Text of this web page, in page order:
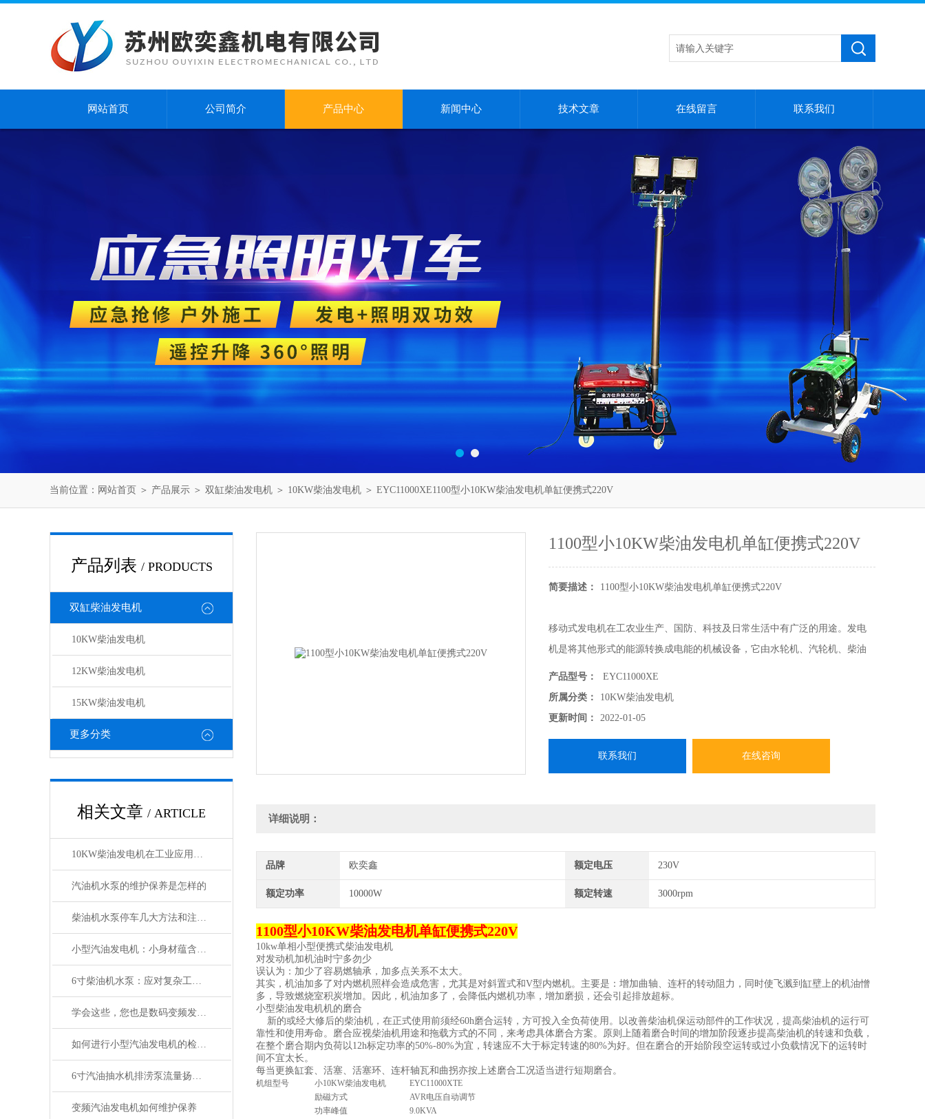
网站首页 公司简介 产品中心 新闻中心 技术文章 在线留言 联系我们
当前位置： 网站首页 ＞ 产品展示 ＞ 双缸柴油发电机 ＞ 10KW柴油发电机 ＞ EYC11000XE1100型小10KW柴油发电机单缸便携式220V
产品列表 / PRODUCTS
双缸柴油发电机
10KW柴油发电机
12KW柴油发电机
15KW柴油发电机
更多分类
相关文章 / ARTICLE
10KW柴油发电机在工业应用中的角色与影响
汽油机水泵的维护保养是怎样的
柴油机水泵停车几大方法和注意事项
小型汽油发电机：小身材蕴含大能量
6寸柴油机水泵：应对复杂工况的可靠选择
学会这些，您也是数码变频发电机“维修员”
如何进行小型汽油发电机的检修更正确
6寸汽油抽水机排涝泵流量扬程有多大
变频汽油发电机如何维护保养
1100型小10KW柴油发电机单缸便携式220V
简要描述： 1100型小10KW柴油发电机单缸便携式220V
移动式发电机在工农业生产、国防、科技及日常生活中有广泛的用途。发电
机是将其他形式的能源转换成电能的机械设备，它由水轮机、汽轮机、柴油
机或其他动力机械驱动，将水流，气流，燃料燃烧或原子核裂变产生的能量
转化为机械能传给发电机，再由发电机转换为电能。
产品型号：
EYC11000XE
所属分类：
10KW柴油发电机
更新时间：
2022-01-05
联系我们 在线咨询
详细说明：
品牌 欧奕鑫 额定电压 230V
额定功率 10000W 额定转速 3000rpm
1100型小10KW柴油发电机单缸便携式220V
10kw单相小型便携式柴油发电机
对发动机加机油时宁多勿少
误认为：加少了容易燃轴承，加多点关系不太大。
其实，机油加多了对内燃机照样会造成危害，尤其是对斜置式和V型内燃机。主要是：增加曲轴、连杆的转动阻力，同时使飞溅到缸壁上的机油憎
多，导致燃烧室积炭增加。因此，机油加多了，会降低内燃机功率，增加磨损，还会引起排放超标。
小型柴油发电机机的磨合
新的或经大修后的柴油机，在正式使用前须经60h磨合运转，方可投入全负荷使用。以改善柴油机保运动部件的工作状况，提高柴油机的运行可
靠性和使用寿命。磨合应视柴油机用途和拖载方式的不同，来考虑具体磨合方案。原则上随着磨合时间的增加阶段逐步提高柴油机的转速和负载，
在整个磨合期内负荷以12h标定功率的50%-80%为宜，转速应不大于标定转速的80%为好。但在磨合的开始阶段空运转或过小负载情况下的运转时
间不宜太长。
每当更换缸套、活塞、活塞环、连杆轴瓦和曲拐亦按上述磨合工况适当进行短期磨合。
机组型号 小10KW柴油发电机 EYC11000XTE
励磁方式
AVR电压自动调节
功率峰值
9.0KVA